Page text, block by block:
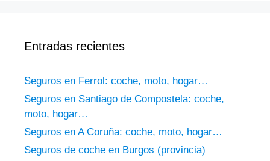
Entradas recientes
Seguros en Ferrol: coche, moto, hogar…
Seguros en Santiago de Compostela: coche,
moto, hogar…
Seguros en A Coruña: coche, moto, hogar…
Seguros de coche en Burgos (provincia)